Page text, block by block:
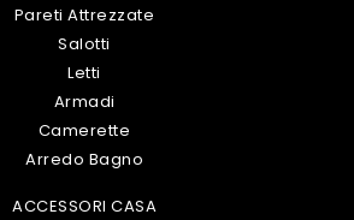
Pareti Attrezzate
Salotti
Letti
Armadi
Camerette
Arredo Bagno
ACCESSORI CASA